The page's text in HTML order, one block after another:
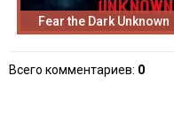
Fear the Dark Unknown
Всего комментариев: 0